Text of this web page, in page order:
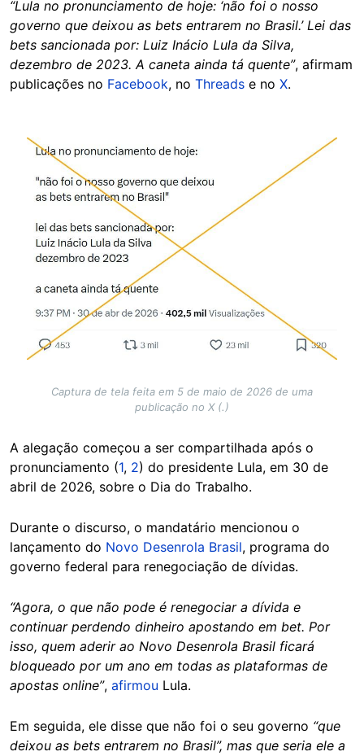
“Lula no pronunciamento de hoje: ‘não foi o nosso
governo que deixou as bets entrarem no Brasil.’ Lei das
bets sancionada por: Luiz Inácio Lula da Silva,
dezembro de 2023. A caneta ainda tá quente”, afirmam
publicações no Facebook, no Threads e no X.
Image
Captura de tela feita em 5 de maio de 2026 de uma
publicação no X (.)
A alegação começou a ser compartilhada após o
pronunciamento (1, 2) do presidente Lula, em 30 de
abril de 2026, sobre o Dia do Trabalho.
Durante o discurso, o mandatário mencionou o
lançamento do Novo Desenrola Brasil, programa do
governo federal para renegociação de dívidas.
“Agora, o que não pode é renegociar a dívida e
continuar perdendo dinheiro apostando em bet. Por
isso, quem aderir ao Novo Desenrola Brasil ficará
bloqueado por um ano em todas as plataformas de
apostas online”, afirmou Lula.
Em seguida, ele disse que não foi o seu governo “que
deixou as bets entrarem no Brasil”, mas que seria ele a